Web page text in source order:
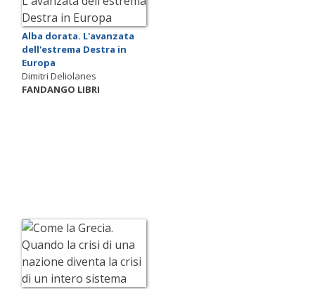
Alba dorata. L'avanzata
dell'estrema Destra in
Europa
Dimitri Deliolanes
FANDANGO LIBRI